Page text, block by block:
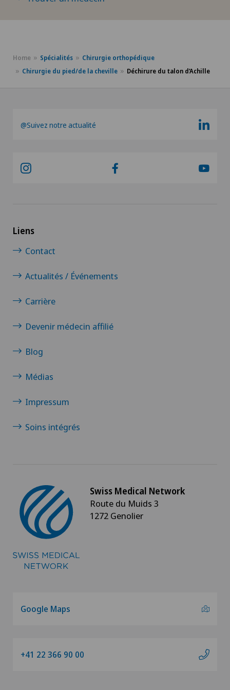
Da Vinci
Déchirure du ménisque
Dermatologie esthétique et correctrice
DIAfit – Programme Diabète
Dislocation acromio-claviculaire
Douleurs au talon
Douleurs musculosquelettiques
Dysfonctionnement érectile
Echographie
Endocrinologie
Endométriose
Ergothérapie
Home Spécialités
Chirurgie orthopédique
Chirurgie du pied/de la cheville
Déchirure du talon d’Achille
@Suivez notre actualité
Liens
Contact
Actualités / Événements
Carrière
Devenir médecin affilié
Blog
Médias
Impressum
Soins intégrés
Swiss Medical Network
Route du Muids 3
1272 Genolier
Google Maps
+41 22 366 90 00